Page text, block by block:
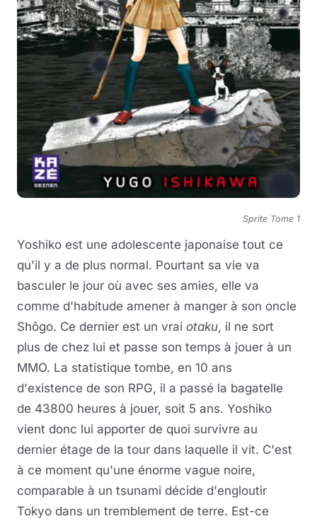
Sprite Tome 1
Yoshiko est une adolescente japonaise tout ce
qu'il y a de plus normal. Pourtant sa vie va
basculer le jour où avec ses amies, elle va
comme d'habitude amener à manger à son oncle
Shôgo. Ce dernier est un vrai otaku, il ne sort
plus de chez lui et passe son temps à jouer à un
MMO. La statistique tombe, en 10 ans
d'existence de son RPG, il a passé la bagatelle
de 43800 heures à jouer, soit 5 ans. Yoshiko
vient donc lui apporter de quoi survivre au
dernier étage de la tour dans laquelle il vit. C'est
à ce moment qu'une énorme vague noire,
comparable à un tsunami décide d'engloutir
Tokyo dans un tremblement de terre. Est-ce